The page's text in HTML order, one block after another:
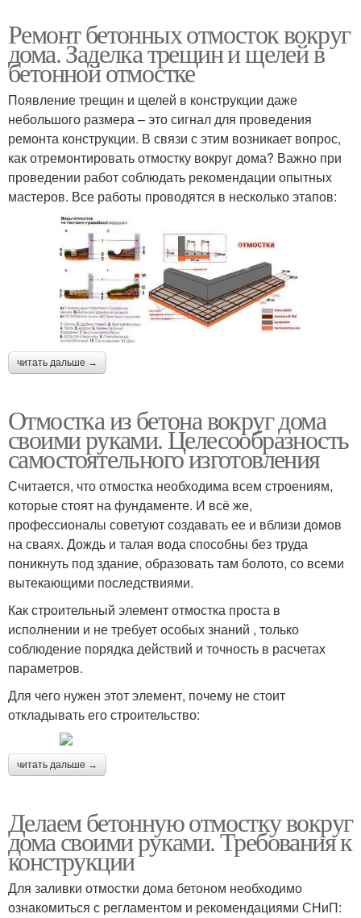
Ремонт бетонных отмосток вокруг
дома. Заделка трещин и щелей в
бетонной отмостке
Появление трещин и щелей в конструкции даже
небольшого размера – это сигнал для проведения
ремонта конструкции. В связи с этим возникает вопрос,
как отремонтировать отмостку вокруг дома? Важно при
проведении работ соблюдать рекомендации опытных
мастеров. Все работы проводятся в несколько этапов:
читать дальше →
Отмостка из бетона вокруг дома
своими руками. Целесообразность
самостоятельного изготовления
Считается, что отмостка необходима всем строениям,
которые стоят на фундаменте. И всё же,
профессионалы советуют создавать ее и вблизи домов
на сваях. Дождь и талая вода способны без труда
поникнуть под здание, образовать там болото, со всеми
вытекающими последствиями.
Как строительный элемент отмостка проста в
исполнении и не требует особых знаний , только
соблюдение порядка действий и точность в расчетах
параметров.
Для чего нужен этот элемент, почему не стоит
откладывать его строительство:
читать дальше →
Делаем бетонную отмостку вокруг
дома своими руками. Требования к
конструкции
Для заливки отмостки дома бетоном необходимо
ознакомиться с регламентом и рекомендациями СНиП: